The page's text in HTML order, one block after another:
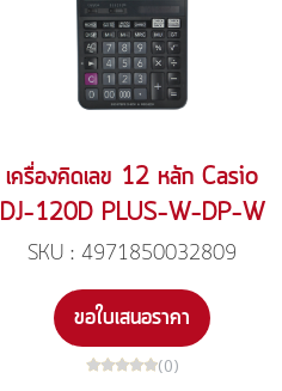
เครื่องคิดเลข 12 หลัก Casio
DJ-120D PLUS-W-DP-W
SKU : 4971850032809
ขอใบเสนอราคา
(0)